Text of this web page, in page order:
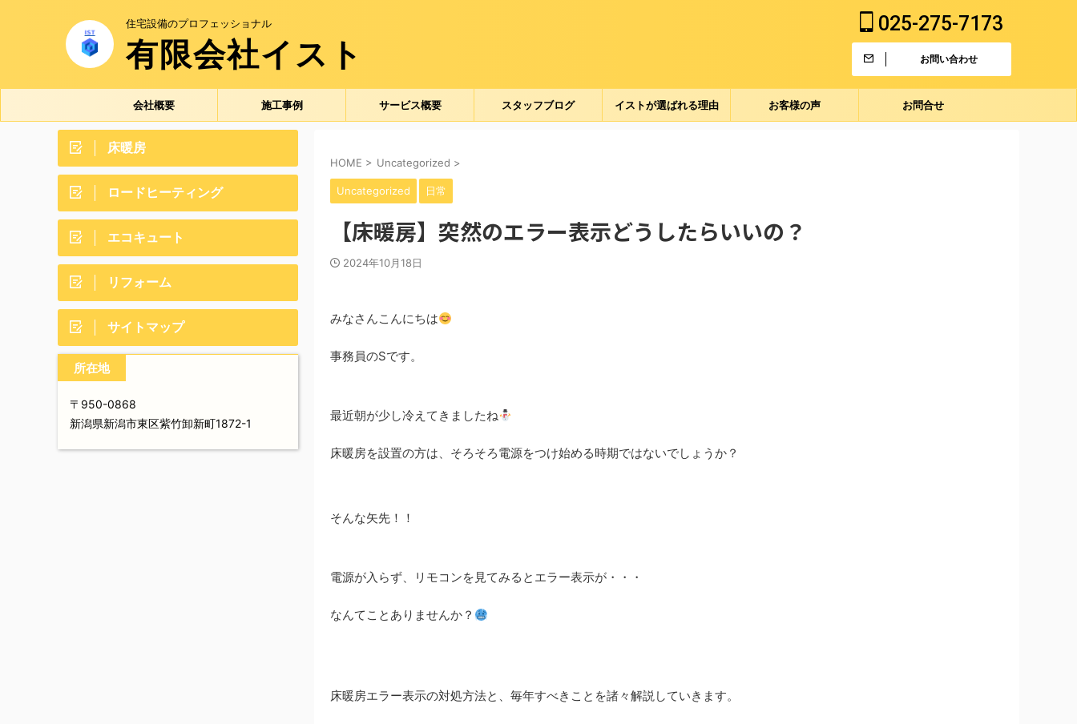
住宅設備のプロフェッショナル
有限会社イスト
025-275-7173
お問い合わせ
会社概要 施工事例 サービス概要 スタッフブログ イストが選ばれる理由 お客様の声 お問合せ
HOME > Uncategorized >
Uncategorized 日常
【床暖房】突然のエラー表示どうしたらいいの？
2024年10月18日
みなさんこんにちは
事務員のSです。
最近朝が少し冷えてきましたね
床暖房を設置の方は、そろそろ電源をつけ始める時期ではないでしょうか？
そんな矢先！！
電源が入らず、リモコンを見てみるとエラー表示が・・・
なんてことありませんか？
床暖房エラー表示の対処方法と、毎年すべきことを諸々解説していきます。
床暖房
ロードヒーティング
エコキュート
リフォーム
サイトマップ
所在地
〒950-0868
新潟県新潟市東区紫竹卸新町1872-1